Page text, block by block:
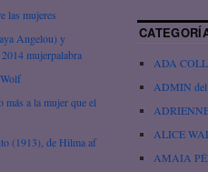
las mujeres
Angelou) y
mujerpalabra
más a la mujer que el
(1913), de Hilma af
ADA
ADMIN
ALICE
AMAIA